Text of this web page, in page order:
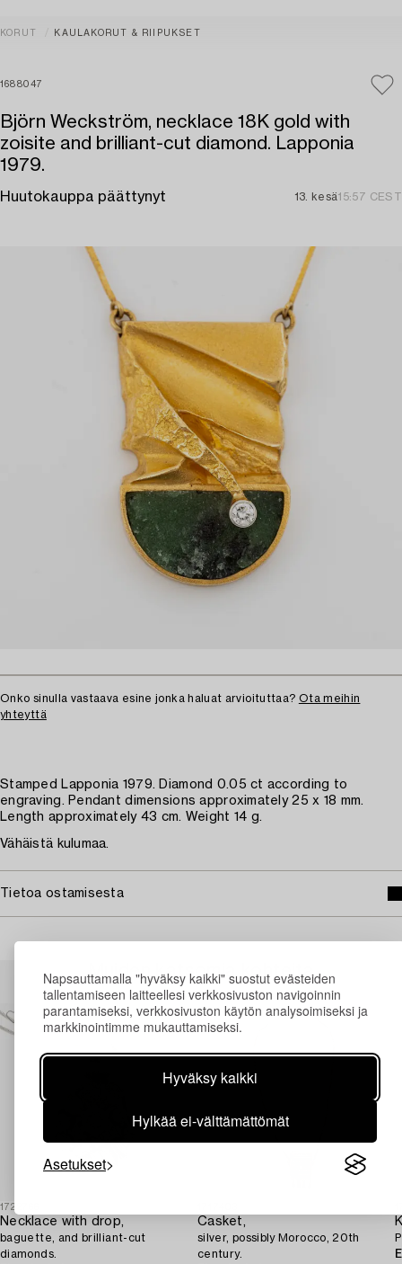
Napsauttamalla "hyväksy kaikki" suostut evästeiden
tallentamiseen laitteellesi verkkosivuston navigoinnin
parantamiseksi, verkkosivuston käytön analysoimiseksi ja
markkinointimme mukauttamiseksi.
Hyväksy kaikki
Hylkää ei-välttämättömät
Asetukset
KORUT KAULAKORUT & RIIPUKSET
1688047
Björn Weckström, necklace 18K gold with
zoisite and brilliant-cut diamond. Lapponia
1979.
Huutokauppa päättynyt 13. kesä15:57 CEST
Onko sinulla vastaava esine jonka haluat arvioituttaa? Ota meihin
yhteyttä
Stamped Lapponia 1979. Diamond 0.05 ct according to
engraving. Pendant dimensions approximately 25 x 18 mm.
Length approximately 43 cm. Weight 14 g.
Vähäistä kulumaa.
Tietoa ostamisesta
Muiden katsomia kohteita
1722766
Necklace with drop,
baguette, and brilliant-cut
diamonds.
Casket,
silver, possibly Morocco, 20th
century.